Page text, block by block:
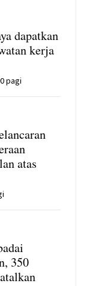
dapatkan
kerja
pagi
atas
350